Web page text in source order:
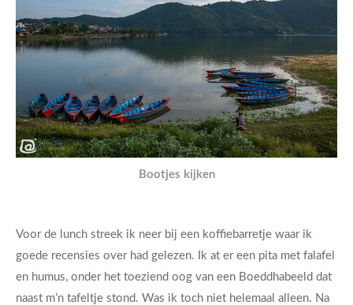
Bootjes kijken
Voor de lunch streek ik neer bij een koffiebarretje waar ik
goede recensies over had gelezen. Ik at er een pita met falafel
en humus, onder het toeziend oog van een Boeddhabeeld dat
naast m’n tafeltje stond. Was ik toch niet helemaal alleen. Na